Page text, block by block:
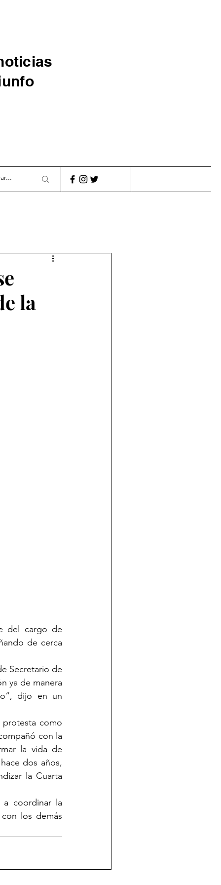
la
del cargo de
de cerca
Secretario de
ya de manera
dijo en un
como
con la
la vida de
dos años,
la Cuarta
a coordinar la
los demás